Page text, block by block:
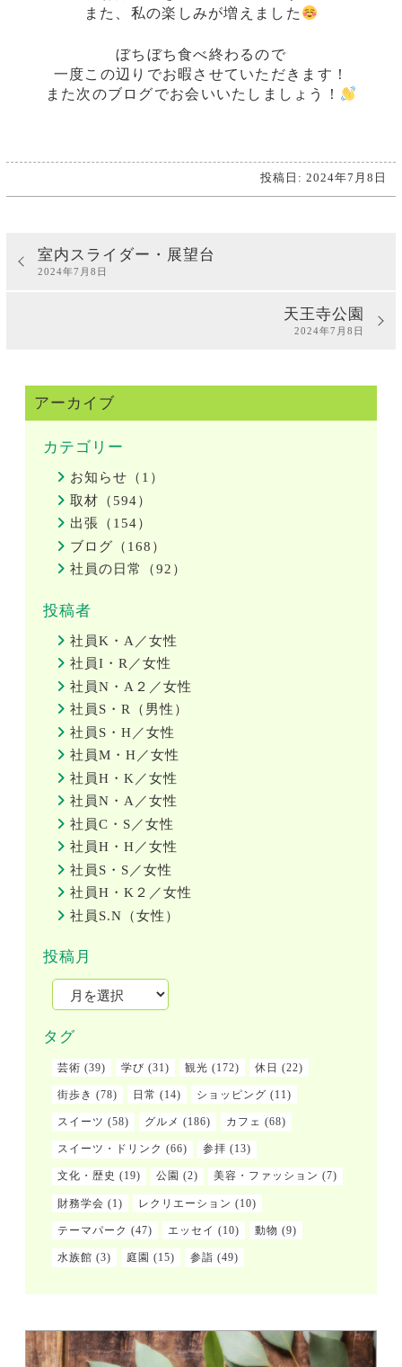
また、私の楽しみが増えました
ぼちぼち食べ終わるので
一度この辺りでお暇させていただきます！
また次のブログでお会いいたしましょう！
投稿日: 2024年7月8日
室内スライダー・展望台
2024年7月8日
天王寺公園
2024年7月8日
アーカイブ
カテゴリー
お知らせ（1）
取材（594）
出張（154）
ブログ（168）
社員の日常（92）
投稿者
社員K・A／女性
社員I・R／女性
社員N・A２／女性
社員S・R（男性）
社員S・H／女性
社員M・H／女性
社員H・K／女性
社員N・A／女性
社員C・S／女性
社員H・H／女性
社員S・S／女性
社員H・K２／女性
社員S.N（女性）
投稿月
タグ
芸術 (39) 学び (31) 観光 (172) 休日 (22)
街歩き (78) 日常 (14) ショッピング (11)
スイーツ (58) グルメ (186) カフェ (68)
スイーツ・ドリンク (66) 参拝 (13)
文化・歴史 (19) 公園 (2) 美容・ファッション (7)
財務学会 (1) レクリエーション (10)
テーマパーク (47) エッセイ (10) 動物 (9)
水族館 (3) 庭園 (15) 参詣 (49)